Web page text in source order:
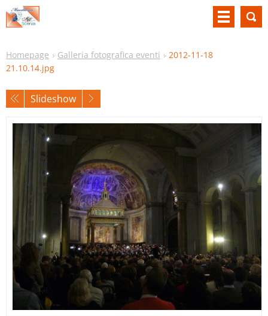
Homepage Galleria fotografica eventi
2012-11-18
21.10.14.jpg
Slideshow